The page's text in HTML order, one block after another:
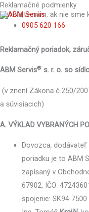
Preskočiť
na
Reklamačné podmienky
Zavolajte nám, ak nie sme
0905 620 166
Reklamačný poriadok,
ABM Servis® s. r. o. so
(v znení Zákona č.250/
a súvisiacich)
A. VÝKLAD VYBRANÝCH
Dovozca,
poriadku je to ABM
zapísaný v
67902, IČO:
spojenie: SK94